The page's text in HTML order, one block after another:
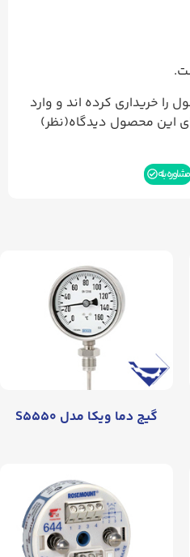
خریداری کرده اند و وارد
این محصول دیدگاه(نظر)
مشاوره بله
گیج دما ویکا مدل S۵۵۵۰